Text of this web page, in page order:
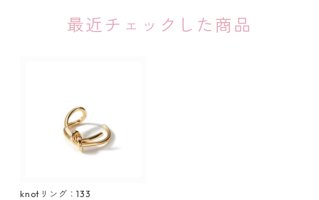
最近チェックした商品
knotリング：133